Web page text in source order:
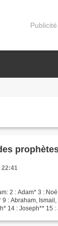
Publicité
22:41
2 : Adam* 3 :
: Abraham,
14 : Joseph** 15